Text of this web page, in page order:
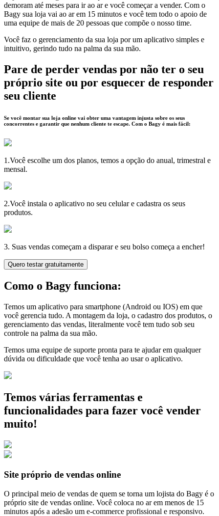
demoram até meses para ir ao ar e você começar a vender. Com o
Bagy sua loja vai ao ar em 15 minutos e você tem todo o apoio de
uma equipe de mais de 20 pessoas que compõe o nosso time.
Você faz o gerenciamento da sua loja por um aplicativo simples e
intuitivo, gerindo tudo na palma da sua mão.
Pare de perder vendas por não ter o seu
próprio site ou por esquecer de responder
seu cliente
Se você montar sua loja online vai obter uma vantagem injusta sobre os seus
concorrentes e garantir que nenhum cliente te escape. Com o Bagy é mais fácil:
1.Você escolhe um dos planos, temos a opção do anual, trimestral e
mensal.
2.Você instala o aplicativo no seu celular e cadastra os seus
produtos.
3. Suas vendas começam a disparar e seu bolso começa a encher!
Quero testar gratuitamente
Como o Bagy funciona:
Temos um aplicativo para smartphone (Android ou IOS) em que
você gerencia tudo. A montagem da loja, o cadastro dos produtos, o
gerenciamento das vendas, literalmente você tem tudo sob seu
controle na palma da sua mão.
Temos uma equipe de suporte pronta para te ajudar em qualquer
dúvida ou dificuldade que você tenha ao usar o aplicativo.
Temos várias ferramentas e
funcionalidades para fazer você vender
muito!
Site próprio de vendas online
O principal meio de vendas de quem se torna um lojista do Bagy é o
próprio site de vendas online. Você coloca no ar em menos de 15
minutos após a adesão um e-commerce profissional e responsivo.